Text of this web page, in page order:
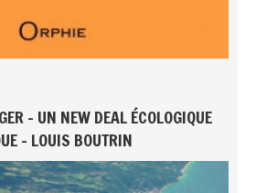
- UN NEW DEAL ÉCOLOGIQUE
- LOUIS BOUTRIN